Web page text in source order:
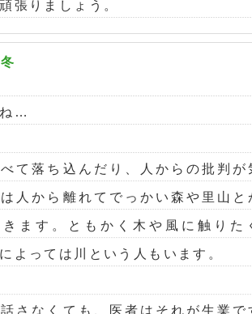
張りましょう。
冬
…
べて落ち込んだり、人からの批判が
人から離れてでっかい森や里山と
ます。ともかく木や風に触りた
よっては川という人もいます。
さなくても、医者はそれが生業で